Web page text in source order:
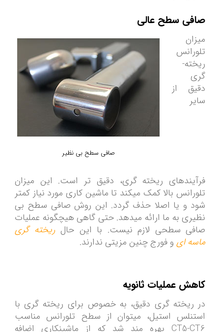
صافی سطح عالی
صافی سطح بی نظیر
میزان
تلورانس
ریخته­
گری
دقیق از
سایر
فرآیندهای ریخته­ گری، دقیق تر است. این میزان
تلورانس بالا کمک می­کند تا ماشین کاری مورد نیاز کمتر
شود و یا اصلا حذف گردد. این روش صافی سطح بی
نظیری به ما ارائه می­دهد. حتی گاهی هیچگونه عملیات
صافی سطحی لازم نیست. با این حال ریخته­ گری
ماسه­ ای و فورج چنین مزیتی ندارند.
کاهش عملیات ثانویه
در ریخته ­گری دقیق، به خصوص برای ریخته ­گری با
استنلس استیل، می­توان از سطح تلورانس مناسب
CT5-CT6 بهره­ مند شد که از ماشین­کاری اضافه